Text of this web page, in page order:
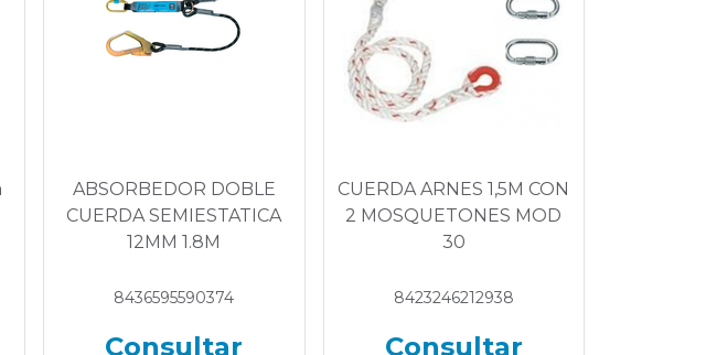
ABSORBEDOR DOBLE
CUERDA SEMIESTATICA
12MM 1.8M
8436595590374
Consultar
CUERDA ARNES 1,5M CON
2 MOSQUETONES MOD
30
8423246212938
Consultar